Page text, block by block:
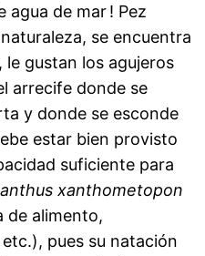
agua de mar ! Pez
se encuentra
le gustan los agujeros
arrecife donde se
y donde se esconde
estar bien provisto
suficiente para
xanthometopon
de alimento,
pues su natación